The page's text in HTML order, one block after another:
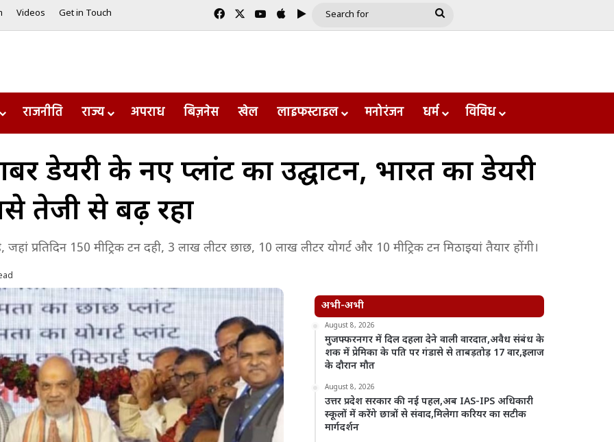
Videos Get in Touch FacebookYouTube
AppleGoogle Play
Search
राजनीति राज्य अपराध बिज़नेस खेल लाइफस्टाइल मनोरंजन धर्म विविध
डेयरी के नए प्लांट का उद्घाटन, भारत का डेयरी
तेजी से बढ़ रहा
प्रतिदिन 150 मीट्रिक टन दही, 3 लाख लीटर छाछ, 10 लाख लीटर योगर्ट और 10 मीट्रिक टन मिठाइयां तैयार होंगी।
अभी-अभी
August 8, 2026
मुजफ्फरनगर में दिल दहला देने वाली वारदात,अवैध संबंध के
शक में प्रेमिका के पति पर गंडासे से ताबड़तोड़ 17 वार,इलाज
के दौरान मौत
August 8, 2026
उत्तर प्रदेश सरकार की नई पहल,अब IAS-IPS अधिकारी
स्कूलों में करेंगे छात्रों से संवाद,मिलेगा करियर का सटीक
मार्गदर्शन